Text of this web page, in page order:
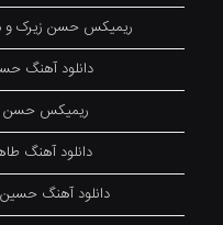
ریمیکس حسن زیرک و
دانلود آهنگ
ریمیکس حسن
دانلود آهنگ
دانلود آهنگ حسین